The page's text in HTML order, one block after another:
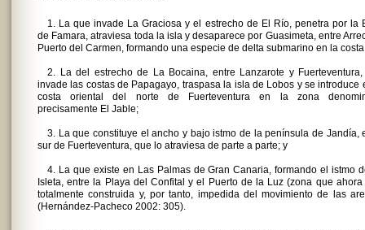
1. La que invade La Graciosa y el estrecho de El Río, penetra por la
de Famara, atraviesa toda la isla y desaparece por Guasimeta, entre
Puerto del Carmen, formando una especie de delta submarino en la
2. La del estrecho de La Bocaina, entre Lanzarote y
invade las costas de Papagayo, traspasa la isla de Lobos y se introduce
costa oriental del norte de Fuerteventura en la zona
precisamente El Jable;
3. La que constituye el ancho y bajo istmo de la península de Jandía,
sur de Fuerteventura, que lo atraviesa de parte a parte; y
4. La que existe en Las Palmas de Gran Canaria, formando el istmo
Isleta, entre la Playa del Confital y el Puerto de la Luz (zona que ahora
totalmente construida y, por tanto, impedida del movimiento de las
(Hernández-Pacheco 2002: 305).